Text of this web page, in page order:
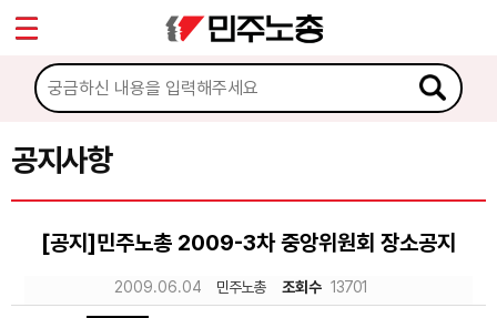
공지사항
[공지]민주노총 2009-3차 중앙위원회 장소공지
2009.06.04 민주노총 조회수 13701
마이페이지
소개
소식
공지사항
성명·보도
Sketchbook5, 스케치북5
Sketchbook5, 스케치북5